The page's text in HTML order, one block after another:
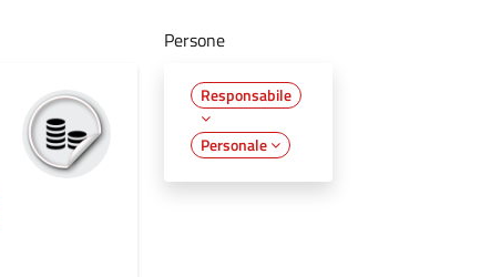
Persone
Responsabile
Personale